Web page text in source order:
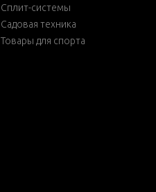
Сплит-системы
Садовая техника
Товары для спорта